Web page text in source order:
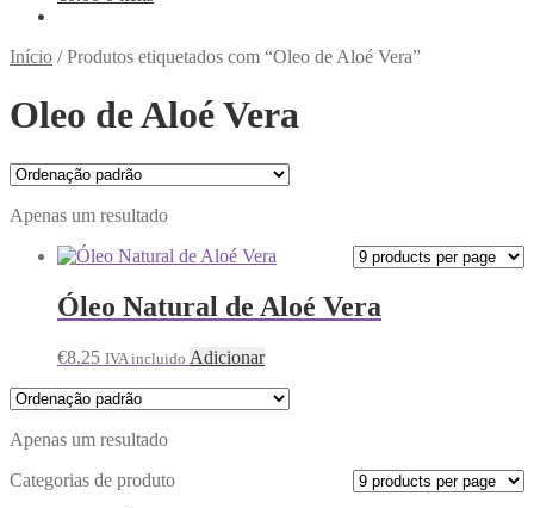
Início /Produtos etiquetados com “Oleo de Aloé Vera”
Oleo de Aloé Vera
Apenas um resultado
Óleo Natural de Aloé Vera
€8.25 IVA incluido Adicionar
Apenas um resultado
Categorias de produto